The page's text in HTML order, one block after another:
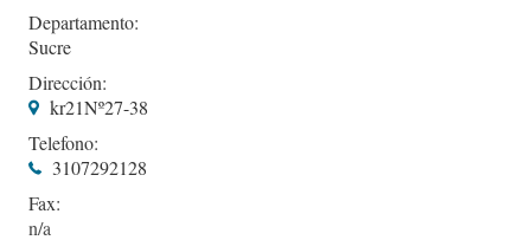
Departamento:
Sucre
Dirección:
kr21Nº27-38
Telefono:
3107292128
Fax: